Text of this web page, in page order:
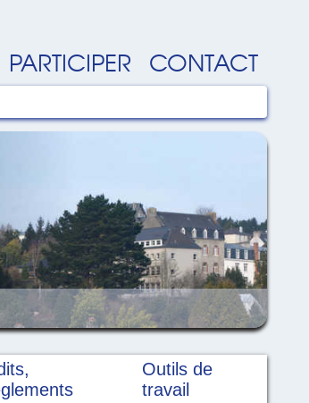
PARTICIPER CONTACT
Outils de
travail